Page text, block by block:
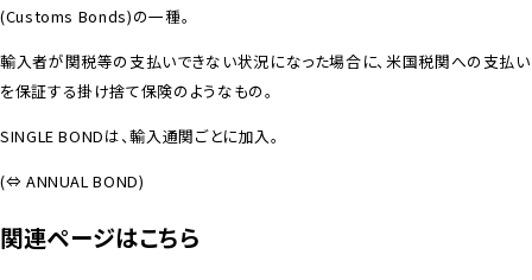
IR情報
サステナビリティ
採用情報
よくあるご質問
物流トピックス
(Customs Bonds)の一種。
輸入者が関税等の支払いできない状況になった場合に、 米国税関への支払い
を保証する掛け捨て保険のようなもの。
SINGLE BONDは、輸入通関ごとに加入。
(⇔ ANNUAL BOND)
関連ページはこちら